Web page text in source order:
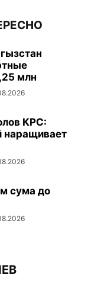
млн
КРС:
наращивает
сума до